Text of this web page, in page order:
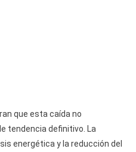
que esta caída no
tendencia definitivo. La
energética y la reducción del